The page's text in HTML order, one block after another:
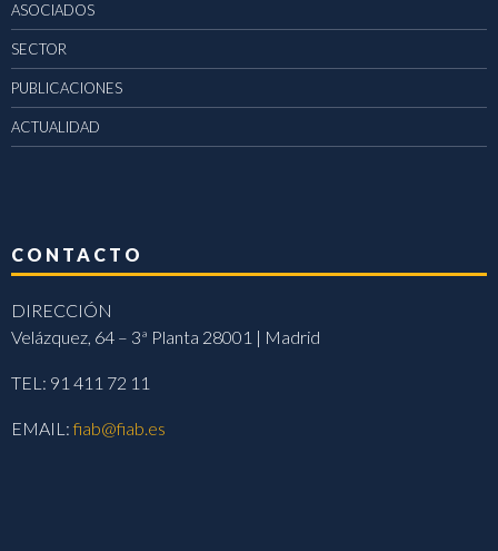
ASOCIADOS
SECTOR
PUBLICACIONES
ACTUALIDAD
CONTACTO
DIRECCIÓN
Velázquez, 64 – 3ª Planta 28001 | Madrid
TEL: 91 411 72 11
EMAIL:fiab@fiab.es